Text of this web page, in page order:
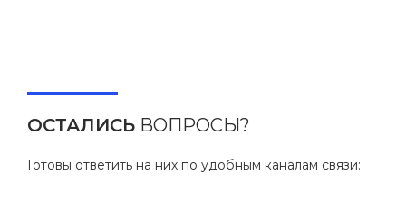
ОСТАЛИСЬ ВОПРОСЫ?
Готовы ответить на них по удобным каналам связи: